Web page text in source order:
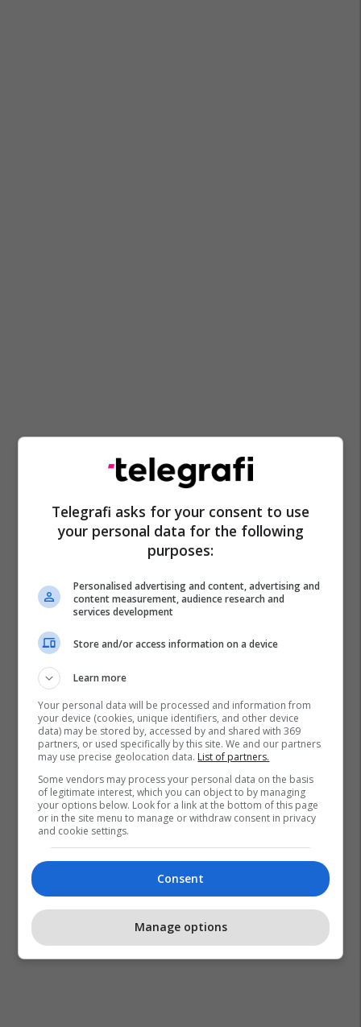
Telegrafi asks for your consent to use
your personal data for the following
purposes:
Personalised advertising and content, advertising and
content measurement, audience research and
services development
Store and/or access information on a device
Learn more
Your personal data will be processed and information from
your device (cookies, unique identifiers, and other device
data) may be stored by, accessed by and shared with 369
partners, or used specifically by this site. We and our partners
may use precise geolocation data. List of partners.
Some vendors may process your personal data on the basis
of legitimate interest, which you can object to by managing
your options below. Look for a link at the bottom of this page
or in the site menu to manage or withdraw consent in privacy
and cookie settings.
Consent
Manage options